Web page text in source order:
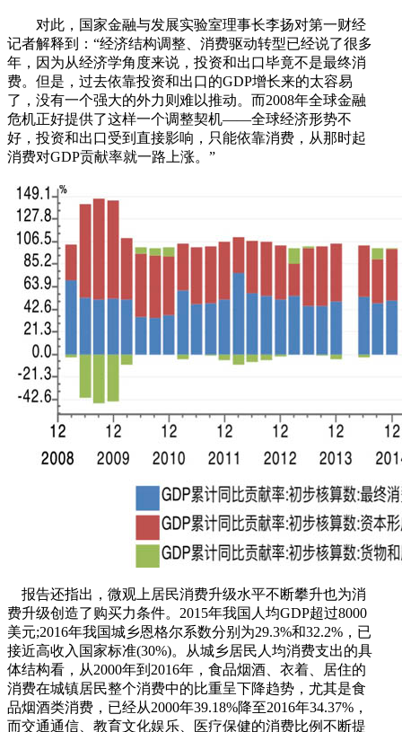
对此，国家金融与发展实验室理事长李扬对第一财经
记者解释到：“经济结构调整、消费驱动转型已经说了很多
年，因为从经济学角度来说，投资和出口毕竟不是最终消
费。但是，过去依靠投资和出口的GDP增长来的太容易
了，没有一个强大的外力则难以推动。而2008年全球金融
危机正好提供了这样一个调整契机——全球经济形势不
好，投资和出口受到直接影响，只能依靠消费，从那时起
消费对GDP贡献率就一路上涨。”
报告还指出，微观上居民消费升级水平不断攀升也为消
费升级创造了购买力条件。2015年我国人均GDP超过8000
美元;2016年我国城乡恩格尔系数分别为29.3%和32.2%，已
接近高收入国家标准(30%)。从城乡居民人均消费支出的具
体结构看，从2000年到2016年，食品烟酒、衣着、居住的
消费在城镇居民整个消费中的比重呈下降趋势，尤其是食
品烟酒类消费，已经从2000年39.18%降至2016年34.37%，
而交通通信、教育文化娱乐、医疗保健的消费比例不断提